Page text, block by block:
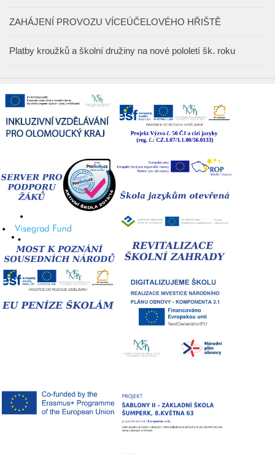
ZAHÁJENÍ PROVOZU VÍCEÚČELOVÉHO HŘIŠTĚ
Platby kroužků a školní družiny na nové pololetí šk. roku